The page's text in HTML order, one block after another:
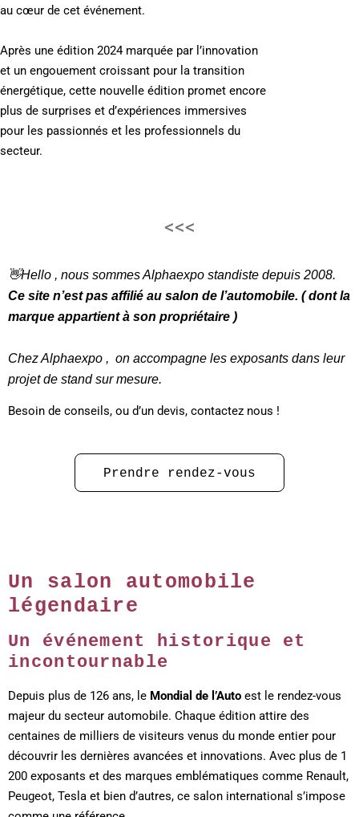
au cœur de cet événement.
Après une édition 2024 marquée par l’innovation
et un engouement croissant pour la transition
énergétique, cette nouvelle édition promet encore
plus de surprises et d’expériences immersives
pour les passionnés et les professionnels du
secteur.
<<<
👋Hello , nous sommes Alphaexpo standiste depuis 2008.
Ce site n’est pas affilié au salon de l’automobile. ( dont la
marque appartient à son propriétaire )
Chez Alphaexpo , on accompagne les exposants dans leur
projet de stand sur mesure.
Besoin de conseils, ou d’un devis, contactez nous !
Prendre rendez-vous
Un salon automobile
légendaire
Un événement historique et
incontournable
Depuis plus de 126 ans, le Mondial de l’Auto est le rendez-vous
majeur du secteur automobile. Chaque édition attire des
centaines de milliers de visiteurs venus du monde entier pour
découvrir les dernières avancées et innovations. Avec plus de 1
200 exposants et des marques emblématiques comme Renault,
Peugeot, Tesla et bien d’autres, ce salon international s’impose